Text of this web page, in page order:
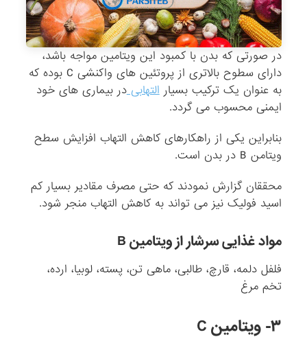
در صورتی که بدن با کمبود این ویتامین مواجه باشد،
دارای سطوح بالاتری از پروتئین های واکنشی C بوده که
به عنوان یک ترکیب بسیارالتهابیدر بیماری های خود
ایمنی محسوب می گردد.
بنابراین یکی از راهکارهای کاهش التهاب افزایش سطح
ویتامن B در بدن است.
محققان گزارش نمودند که حتی مصرف مقادیر بسیار کم
اسید فولیک نیز می تواند به کاهش التهاب منجر شود.
مواد غذایی سرشار از ویتامین B
فلفل دلمه، قارچ، طالبی، ماهی تن، پسته، لوبیا، ارده،
تخم مرغ
۳- ویتامین C